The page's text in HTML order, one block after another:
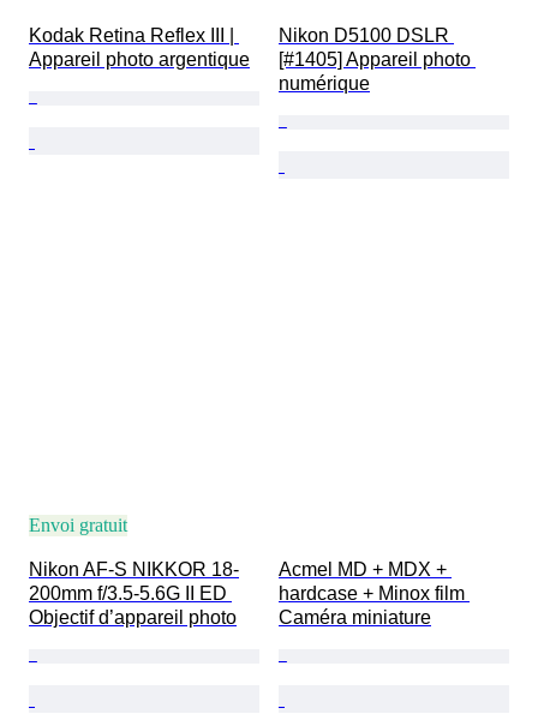
Kodak Retina Reflex III |
Appareil photo argentique
Nikon D5100 DSLR
[#1405] Appareil photo
numérique
Envoi gratuit
Nikon AF-S NIKKOR 18-
200mm f/3.5-5.6G II ED
Objectif d’appareil photo
Acmel MD + MDX +
hardcase + Minox film
Caméra miniature